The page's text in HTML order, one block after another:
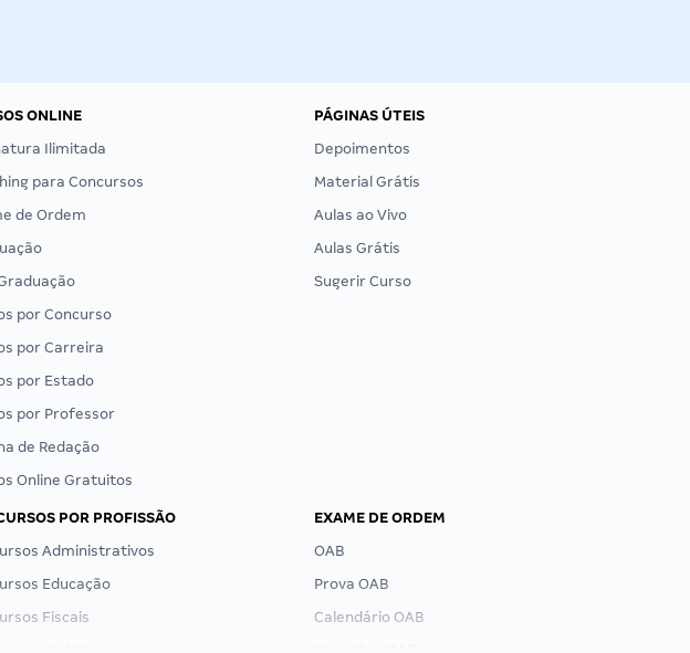
ONLINE
Ilimitada
para Concursos
de Ordem
por Concurso
por Carreira
por Estado
por Professor
de Redação
Online Gratuitos
PÁGINAS ÚTEIS
Depoimentos
Material Grátis
Aulas ao Vivo
Aulas Grátis
Sugerir Curso
POR PROFISSÃO
Administrativos
Educação
Fiscais
EXAME DE ORDEM
OAB
Prova OAB
Calendário OAB